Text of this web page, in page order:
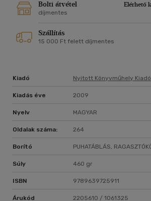
Bolti átvétel
Elérhető
díjmentes
Szállítás
15 000 Ft felett díjmentes
Kiadó Nyitott Könyvműhely
Kiadás éve 2009
Nyelv MAGYAR
Oldalak száma: 264
Borító PUHATÁBLÁS,
Súly 460 gr
ISBN 9789639725911
Árukód 2205610 / 1061325